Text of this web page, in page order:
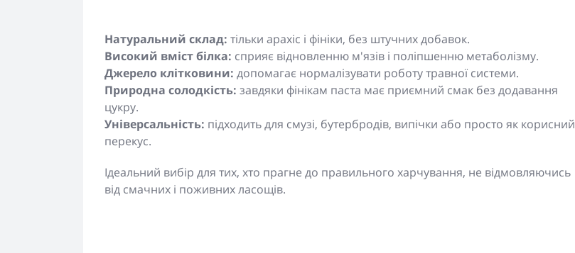
Натуральний склад: тільки арахіс і фініки, без штучних добавок.
Високий вміст білка: сприяє відновленню м'язів і поліпшенню метаболізму.
Джерело клітковини: допомагає нормалізувати роботу травної системи.
Природна солодкість: завдяки фінікам паста має приємний смак без додавання
цукру.
Універсальність: підходить для смузі, бутербродів, випічки або просто як корисний
перекус.
Ідеальний вибір для тих, хто прагне до правильного харчування, не відмовляючись
від смачних і поживних ласощів.